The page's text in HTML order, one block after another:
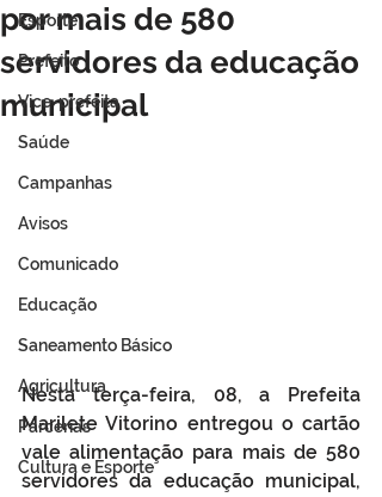
Esporte
Prefeito
Vice-prefeita
Saúde
Campanhas
Avisos
Comunicado
Educação
Saneamento Básico
Agricultura
Parcerias
Cultura e Esporte
por mais de 580
servidores da educação
municipal
Nesta terça-feira, 08, a Prefeita
Marilete Vitorino entregou o cartão
vale alimentação para mais de 580
servidores da educação municipal,